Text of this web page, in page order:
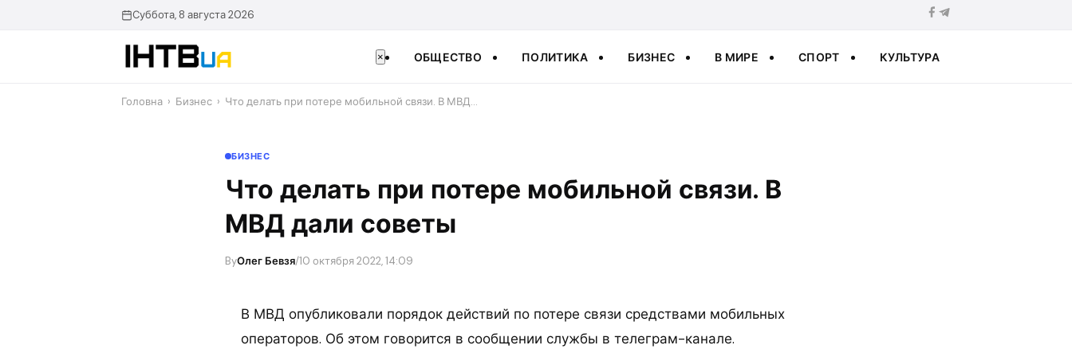
Суббота, 8 августа 2026
× ОБЩЕСТВО ПОЛИТИКА БИЗНЕС В МИРЕ СПОРТ КУЛЬТУРА
Головна › Бизнес › Что делать при потере мобильной связи. В МВД…
БИЗНЕС
Что делать при потере мобильной связи. В
МВД дали советы
ByОлег Бевзя/10 октября 2022, 14:09
В МВД опубликовали порядок действий по потере связи средствами мобильных
операторов. Об этом говорится в сообщении службы в телеграм-канале.